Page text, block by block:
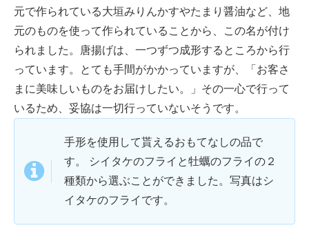
元で作られている大垣みりんかすやたまり醤油など、地
元のものを使って作られていることから、この名が付け
られました。唐揚げは、一つずつ成形するところから行
っています。とても手間がかかっていますが、「お客さ
まに美味しいものをお届けしたい。」その一心で行って
いるため、妥協は一切行っていないそうです。
手形を使用して貰えるおもてなしの品で
す。 シイタケのフライと牡蠣のフライの２
種類から選ぶことができました。写真はシ
イタケのフライです。